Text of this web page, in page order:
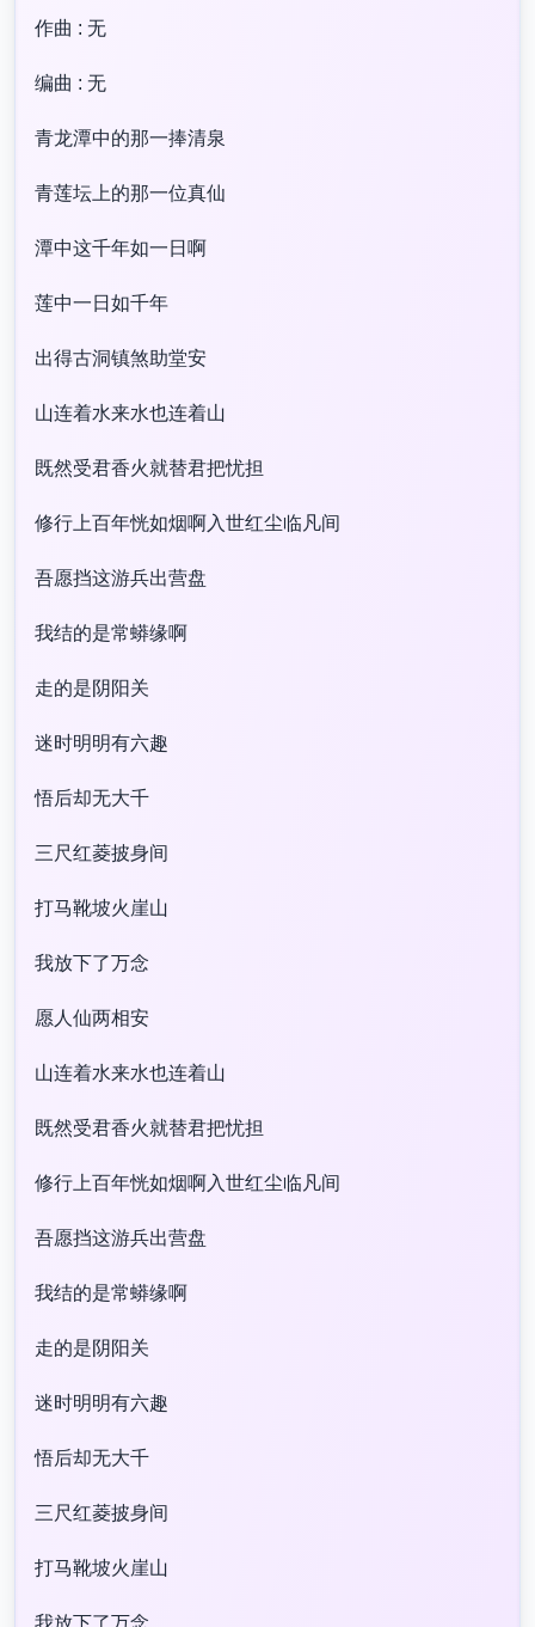
作曲 : 无
编曲 : 无
青龙潭中的那一捧清泉
青莲坛上的那一位真仙
潭中这千年如一日啊
莲中一日如千年
出得古洞镇煞助堂安
山连着水来水也连着山
既然受君香火就替君把忧担
修行上百年恍如烟啊入世红尘临凡间
吾愿挡这游兵出营盘
我结的是常蟒缘啊
走的是阴阳关
迷时明明有六趣
悟后却无大千
三尺红菱披身间
打马靴坡火崖山
我放下了万念
愿人仙两相安
山连着水来水也连着山
既然受君香火就替君把忧担
修行上百年恍如烟啊入世红尘临凡间
吾愿挡这游兵出营盘
我结的是常蟒缘啊
走的是阴阳关
迷时明明有六趣
悟后却无大千
三尺红菱披身间
打马靴坡火崖山
我放下了万念